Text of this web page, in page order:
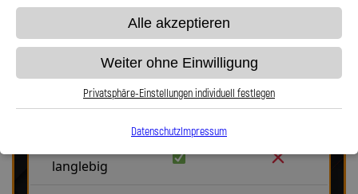
Stahlflex vs. Gummi
Fakten Stahlflex Gummi
langlebig
Alle akzeptieren
Weiter ohne Einwilligung
Privatsphäre-Einstellungen individuell festlegen
DatenschutzImpressum